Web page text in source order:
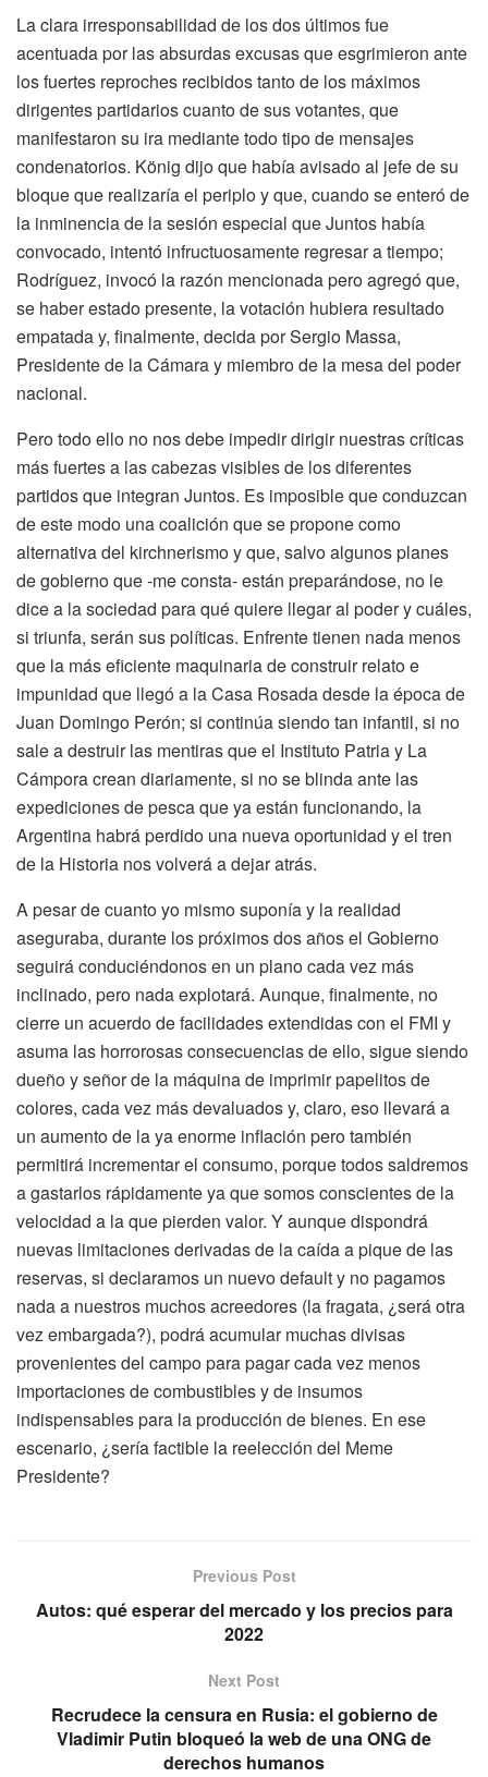
La clara irresponsabilidad de los dos últimos fue
acentuada por las absurdas excusas que esgrimieron ante
los fuertes reproches recibidos tanto de los máximos
dirigentes partidarios cuanto de sus votantes, que
manifestaron su ira mediante todo tipo de mensajes
condenatorios. König dijo que había avisado al jefe de su
bloque que realizaría el periplo y que, cuando se enteró de
la inminencia de la sesión especial que Juntos había
convocado, intentó infructuosamente regresar a tiempo;
Rodríguez, invocó la razón mencionada pero agregó que,
se haber estado presente, la votación hubiera resultado
empatada y, finalmente, decida por Sergio Massa,
Presidente de la Cámara y miembro de la mesa del poder
nacional.
Pero todo ello no nos debe impedir dirigir nuestras críticas
más fuertes a las cabezas visibles de los diferentes
partidos que integran Juntos. Es imposible que conduzcan
de este modo una coalición que se propone como
alternativa del kirchnerismo y que, salvo algunos planes
de gobierno que -me consta- están preparándose, no le
dice a la sociedad para qué quiere llegar al poder y cuáles,
si triunfa, serán sus políticas. Enfrente tienen nada menos
que la más eficiente maquinaria de construir relato e
impunidad que llegó a la Casa Rosada desde la época de
Juan Domingo Perón; si continúa siendo tan infantil, si no
sale a destruir las mentiras que el Instituto Patria y La
Cámpora crean diariamente, si no se blinda ante las
expediciones de pesca que ya están funcionando, la
Argentina habrá perdido una nueva oportunidad y el tren
de la Historia nos volverá a dejar atrás.
A pesar de cuanto yo mismo suponía y la realidad
aseguraba, durante los próximos dos años el Gobierno
seguirá conduciéndonos en un plano cada vez más
inclinado, pero nada explotará. Aunque, finalmente, no
cierre un acuerdo de facilidades extendidas con el FMI y
asuma las horrorosas consecuencias de ello, sigue siendo
dueño y señor de la máquina de imprimir papelitos de
colores, cada vez más devaluados y, claro, eso llevará a
un aumento de la ya enorme inflación pero también
permitirá incrementar el consumo, porque todos saldremos
a gastarlos rápidamente ya que somos conscientes de la
velocidad a la que pierden valor. Y aunque dispondrá
nuevas limitaciones derivadas de la caída a pique de las
reservas, si declaramos un nuevo default y no pagamos
nada a nuestros muchos acreedores (la fragata, ¿será otra
vez embargada?), podrá acumular muchas divisas
provenientes del campo para pagar cada vez menos
importaciones de combustibles y de insumos
indispensables para la producción de bienes. En ese
escenario, ¿sería factible la reelección del Meme
Presidente?
Previous Post
Autos: qué esperar del mercado y los precios para
2022
Next Post
Recrudece la censura en Rusia: el gobierno de
Vladimir Putin bloqueó la web de una ONG de
derechos humanos